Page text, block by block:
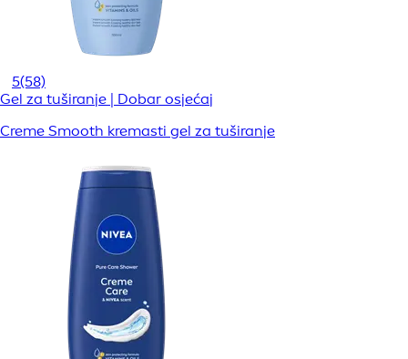
5(58)
Gel za tuširanje | Dobar osjećaj
Creme Smooth kremasti gel za tuširanje